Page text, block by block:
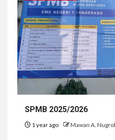
SPMB 2025/2026
1 year ago Mawan A.